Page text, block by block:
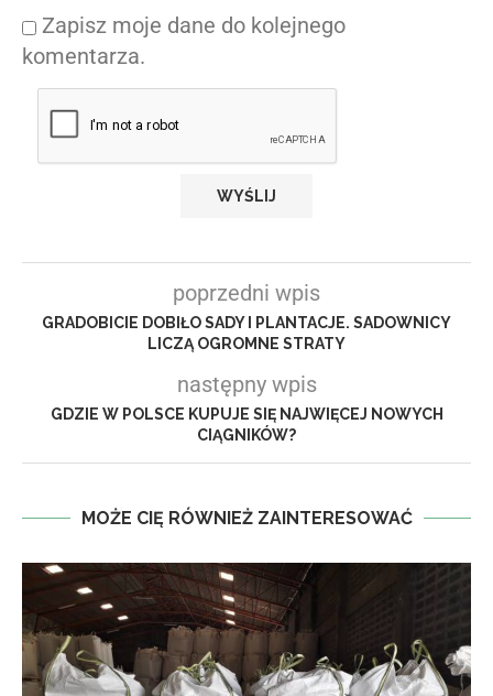
Zapisz moje dane do kolejnego
komentarza.
poprzedni wpis
GRADOBICIE DOBIŁO SADY I PLANTACJE. SADOWNICY
LICZĄ OGROMNE STRATY
następny wpis
GDZIE W POLSCE KUPUJE SIĘ NAJWIĘCEJ NOWYCH
CIĄGNIKÓW?
MOŻE CIĘ RÓWNIEŻ ZAINTERESOWAĆ